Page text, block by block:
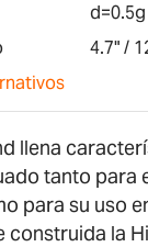
4.7" /
llena
tanto para
para su uso
construida la